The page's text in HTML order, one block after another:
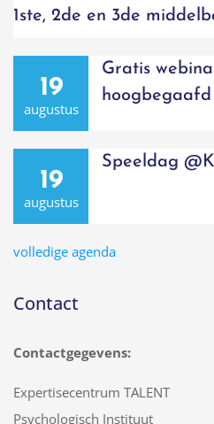
1ste, 2de en 3de
19
augustus
Gratis
hoogbegaafd
19
augustus
Speeldag
volledige agenda
Contact
Contactgegevens:
Expertisecentrum TALENT
Psychologisch Instituut